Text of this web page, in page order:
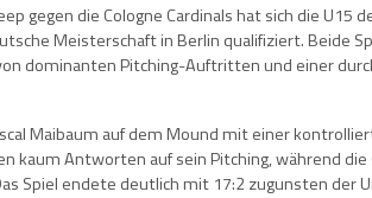
gegen die Cologne Cardinals hat sich die U15
Meisterschaft in Berlin qualifiziert. Beide
dominanten Pitching-Auftritten und einer
Maibaum auf dem Mound mit einer
kaum Antworten auf sein Pitching, während
Spiel endete deutlich mit 17:2 zugunsten der